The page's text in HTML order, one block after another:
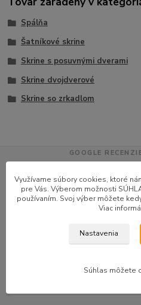
Spálňa
Šatníkové skrine
Skrine s posuvnými dverami
Skrine dvojdverové
Skrine so zrkadlom
GOOGLE
4.947
nikto nebol doma pán veľmi ochotne
Využívame súbory cookies, ktoré
pre Vás. Výberom možnosti
používaním. Svoj výber môžete
Viac
Nastavenia
Súhlas môžete